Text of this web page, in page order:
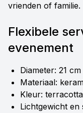
vrienden of familie.
Flexibele
evenement
Diameter: 21 cm
Materiaal:
Kleur: terracotta
Lichtgewicht